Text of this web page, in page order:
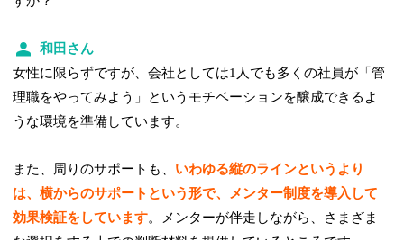
和田さん
女性に限らずですが、会社としては1人でも多くの社員が「管
理職をやってみよう」というモチベーションを醸成できるよ
うな環境を準備しています。
また、周りのサポートも、 いわゆる縦のラインというより
は、横からのサポートという形で、メンター制度を導入して
効果検証をしています。メンターが伴走しながら、さまざま